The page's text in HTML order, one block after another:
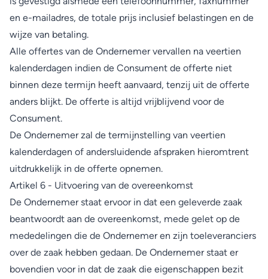
en e-mailadres, de totale prijs inclusief belastingen en de
wijze van betaling.
Alle offertes van de Ondernemer vervallen na veertien
kalenderdagen indien de Consument de offerte niet
binnen deze termijn heeft aanvaard, tenzij uit de offerte
anders blijkt. De offerte is altijd vrijblijvend voor de
Consument.
De Ondernemer zal de termijnstelling van veertien
kalenderdagen of andersluidende afspraken hieromtrent
uitdrukkelijk in de offerte opnemen.
Artikel 6 - Uitvoering van de overeenkomst
De Ondernemer staat ervoor in dat een geleverde zaak
beantwoordt aan de overeenkomst, mede gelet op de
mededelingen die de Ondernemer en zijn toeleveranciers
over de zaak hebben gedaan. De Ondernemer staat er
bovendien voor in dat de zaak die eigenschappen bezit